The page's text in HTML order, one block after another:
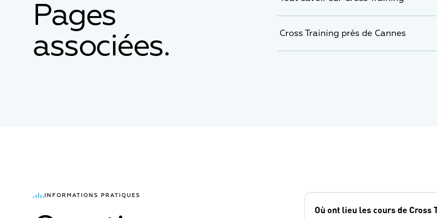
Pages
associées.
Cross Training près de Cannes
INFORMATIONS PRATIQUES
Où ont lieu les cours de Cross